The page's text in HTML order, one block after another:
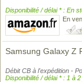
Disponibilité / délai * : En
En
Samsung Galaxy Z
Débit CB à l'expédition -
Disponibilité / délai * : 1 à